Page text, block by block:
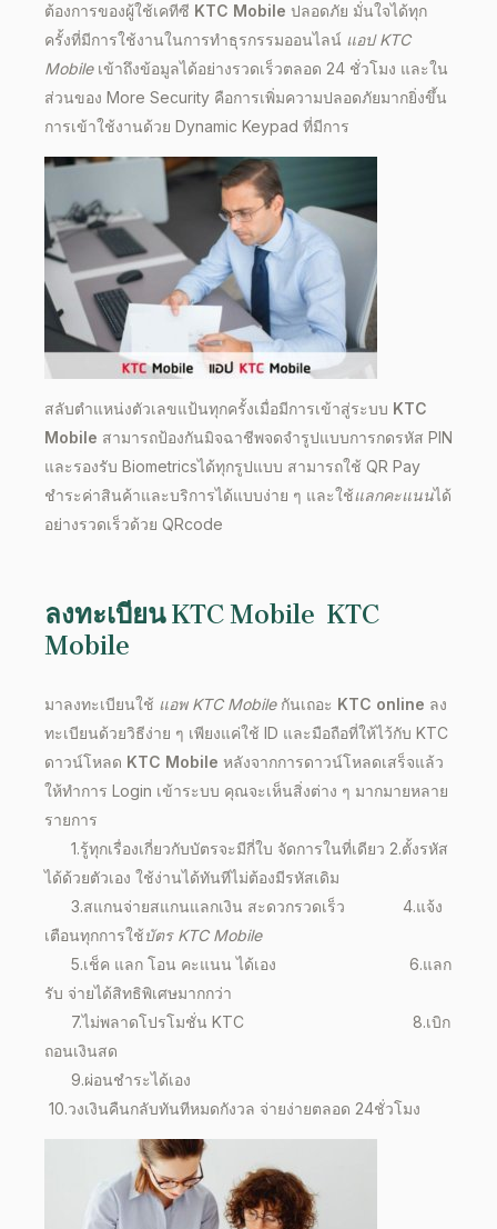
ต้องการของผู้ใช้เคทีซี KTC Mobile ปลอดภัย มั่นใจได้ทุก
ครั้งที่มีการใช้งานในการทำธุรกรรมออนไลน์ แอป KTC
Mobileเข้าถึงข้อมูลได้อย่างรวดเร็วตลอด 24 ชั่วโมง และใน
ส่วนของ More Security คือการเพิ่มความปลอดภัยมากยิ่งขึ้น
การเข้าใช้งานด้วย Dynamic Keypad ที่มีการ
สลับตำแหน่งตัวเลขแป้นทุกครั้งเมื่อมีการเข้าสู่ระบบ KTC
Mobile สามารถป้องกันมิจฉาชีพจดจำรูปแบบการกดรหัส PIN
และรองรับ Biometricsได้ทุกรูปแบบ สามารถใช้ QR Pay
ชำระค่าสินค้าและบริการได้แบบง่าย ๆ และใช้แลกคะแนนได้
อย่างรวดเร็วด้วย QRcode
ลงทะเบียน KTC Mobile KTC
Mobile
มาลงทะเบียนใช้ แอพ KTC Mobile กันเถอะ KTC online ลง
ทะเบียนด้วยวิธีง่าย ๆ เพียงแค่ใช้ ID และมือถือที่ให้ไว้กับ KTC
ดาวน์โหลด KTC Mobile หลังจากการดาวน์โหลดเสร็จแล้ว
ให้ทำการ Login เข้าระบบ คุณจะเห็นสิ่งต่าง ๆ มากมายหลาย
รายการ
1.รู้ทุกเรื่องเกี่ยวกับบัตรจะมีกี่ใบ จัดการในที่เดียว 2.ตั้งรหัส
ได้ด้วยตัวเอง ใช้ง่านได้ทันทีไม่ต้องมีรหัสเดิม
3.สแกนจ่ายสแกนแลกเงิน สะดวกรวดเร็ว 4.แจ้ง
เตือนทุกการใช้บัตร KTC Mobile
5.เช็ค แลก โอน คะแนน ได้เอง 6.แลก
รับ จ่ายได้สิทธิพิเศษมากกว่า
7.ไม่พลาดโปรโมชั่น KTC 8.เบิก
ถอนเงินสด
9.ผ่อนชำระได้เอง
10.วงเงินคืนกลับทันทีหมดกังวล จ่ายง่ายตลอด 24ชั่วโมง